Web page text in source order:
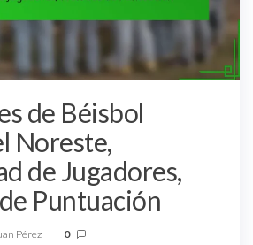
de Béisbol
Noreste,
de Jugadores,
Puntuación
Pérez 0